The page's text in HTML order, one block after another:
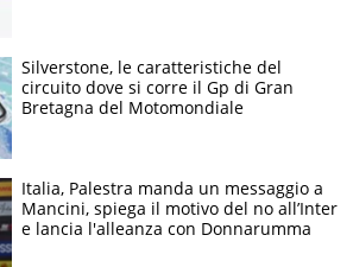
Silverstone, le caratteristiche del
circuito dove si corre il Gp di Gran
Bretagna del Motomondiale
Italia, Palestra manda un messaggio a
Mancini, spiega il motivo del no all’Inter
e lancia l'alleanza con Donnarumma